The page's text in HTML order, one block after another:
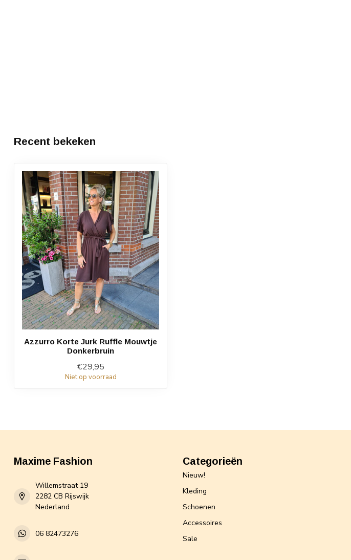
Recent bekeken
Azzurro Korte Jurk Ruffle Mouwtje
Donkerbruin
€29,95
Niet op voorraad
Maxime Fashion
Willemstraat 19
2282 CB Rijswijk
Nederland
06 82473276
Categorieën
Nieuw!
Kleding
Schoenen
Accessoires
Sale